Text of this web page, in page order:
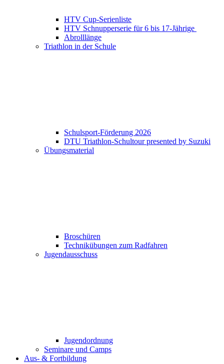
HTV Cup-Serienliste
HTV Schnupperserie für 6 bis 17-Jährige
Abrolllänge
Triathlon in der Schule
Schulsport-Förderung 2026
DTU Triathlon-Schultour presented by Suzuki
Übungsmaterial
Broschüren
Technikübungen zum Radfahren
Jugendausschuss
Jugendordnung
Seminare und Camps
Aus- & Fortbildung